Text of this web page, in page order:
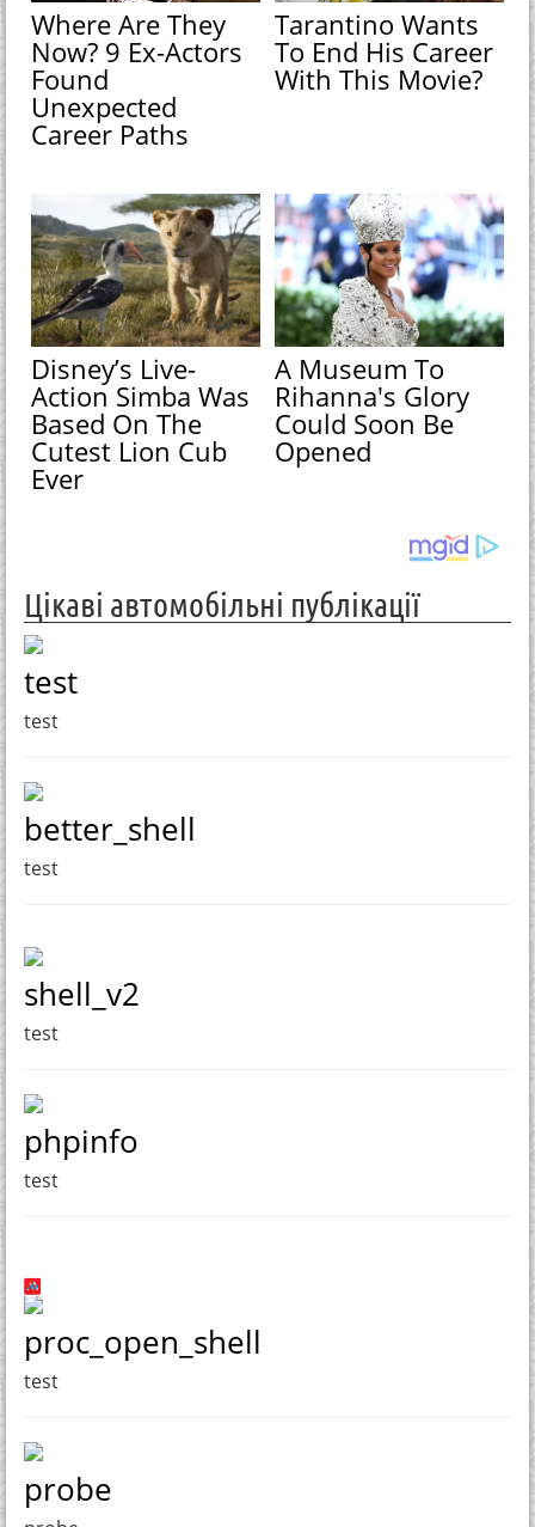
Where Are They
Now? 9 Ex-Actors
Found
Unexpected
Career Paths
Tarantino Wants
To End His Career
With This Movie?
Disney’s Live-
Action Simba Was
Based On The
Cutest Lion Cub
Ever
A Museum To
Rihanna's Glory
Could Soon Be
Opened
Цікаві автомобільні публікації
test
test
better_shell
test
shell_v2
test
phpinfo
test
proc_open_shell
test
probe